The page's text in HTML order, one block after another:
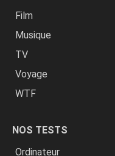
Film
Musique
TV
Voyage
WTF
NOS TESTS
Ordinateur